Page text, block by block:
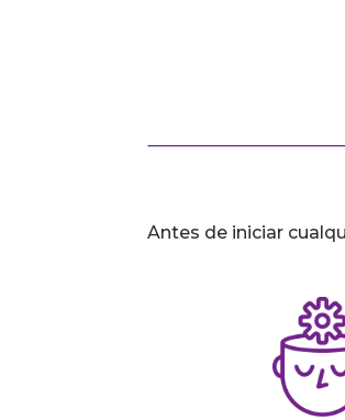
Antes de iniciar